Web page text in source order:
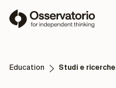
Education Studi e ricerche